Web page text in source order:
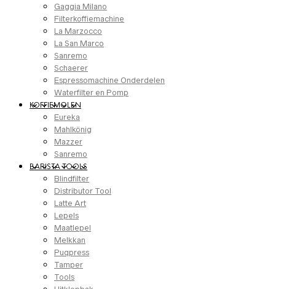
Gaggia Milano
Filterkoffiemachine
La Marzocco
La San Marco
Sanremo
Schaerer
Espressomachine Onderdelen
Waterfilter en Pomp
KOFFIEMOLEN
Eureka
Mahlkönig
Mazzer
Sanremo
BARISTA TOOLS
Blindfilter
Distributor Tool
Latte Art
Lepels
Maatlepel
Melkkan
Puqpress
Tamper
Tools